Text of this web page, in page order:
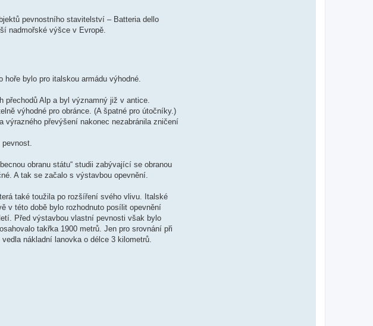
pevnostního stavitelství – Batteria dello
nadmořské výšce v Evropě.
bylo pro italskou armádu výhodné.
Alp a byl významný již v antice.
výhodné pro obránce. (A špatné pro útočníky.)
převýšení nakonec nezabránila zničení
obranu státu“ studii zabývající se obranou
A tak se začalo s výstavbou opevnění.
také toužila po rozšíření svého vlivu. Italské
v této době bylo rozhodnuto posílit opevnění
Před výstavbou vlastní pevnosti však bylo
takřka 1900 metrů. Jen pro srovnání při
nákladní lanovka o délce 3 kilometrů.